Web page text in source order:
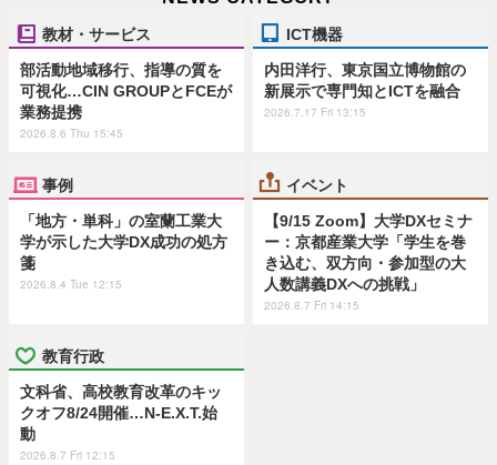
教材・サービス
部活動地域移行、指導の質を
可視化…CIN GROUPとFCEが
業務提携
2026.8.6 Thu 15:45
ICT機器
内田洋行、東京国立博物館の
新展示で専門知とICTを融合
2026.7.17 Fri 13:15
事例
「地方・単科」の室蘭工業大
学が示した大学DX成功の処方
箋
2026.8.4 Tue 12:15
イベント
【9/15 Zoom】大学DXセミナ
ー：京都産業大学「学生を巻
き込む、双方向・参加型の大
人数講義DXへの挑戦」
2026.8.7 Fri 14:15
教育行政
文科省、高校教育改革のキッ
クオフ8/24開催…N-E.X.T.始
動
2026.8.7 Fri 12:15